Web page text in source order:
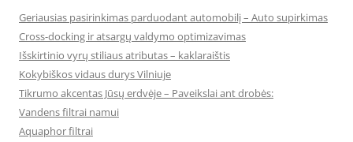
Geriausias pasirinkimas parduodant automobilį – Auto supirkimas
Cross-docking ir atsargų valdymo optimizavimas
Išskirtinio vyrų stiliaus atributas – kaklaraištis
Kokybiškos vidaus durys Vilniuje
Tikrumo akcentas Jūsų erdvėje – Paveikslai ant drobės:
Vandens filtrai namui
Aquaphor filtrai